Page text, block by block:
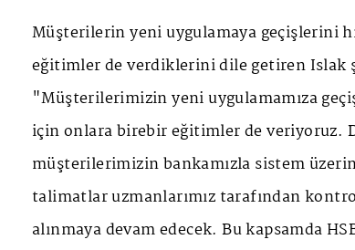
Müşterilerin yeni uygulamaya geçişlerini
eğitimler de verdiklerini dile getiren Islak
"Müşterilerimizin yeni uygulamamıza
için onlara birebir eğitimler de veriyoruz.
müşterilerimizin bankamızla sistem
talimatlar uzmanlarımız tarafından
alınmaya devam edecek. Bu kapsamda